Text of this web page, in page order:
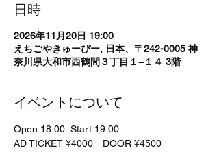
日時
2026年11月20日 19:00
えちごやきゅーぴー, 日本、〒242-0005 神
奈川県大和市西鶴間３丁目１−１４ 3階
イベントについて
Open 18:00  Start 19:00
AD TICKET ¥4000　DOOR ¥4500